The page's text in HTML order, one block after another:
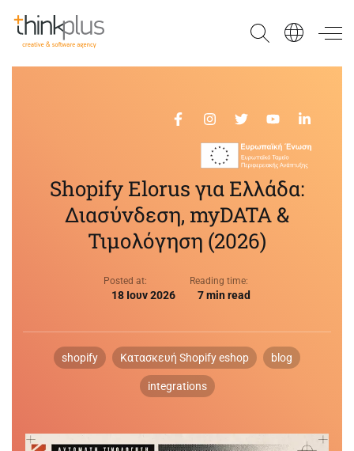
Think Plus
Shopify Elorus για Ελλάδα:
Διασύνδεση, myDATA &
Τιμολόγηση (2026)
Posted at:
18 Ιουν 2026
Reading time:
7 min read
shopify Κατασκευή Shopify eshop blog
integrations